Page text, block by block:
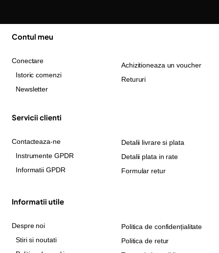
Contul meu
Conectare
Istoric comenzi
Newsletter
Achizitioneaza un voucher
Retururi
Servicii clienti
Contacteaza-ne
Instrumente GPDR
Informatii GPDR
Detalii livrare si plata
Detalii plata in rate
Formular retur
Informatii utile
Despre noi
Stiri si noutati
Politica de confidențialitate
Politica de retur